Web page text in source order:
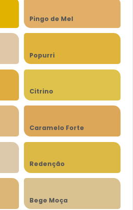
Pingo de Mel
Popurri
Citrino
Caramelo Forte
Redenção
Bege Moça